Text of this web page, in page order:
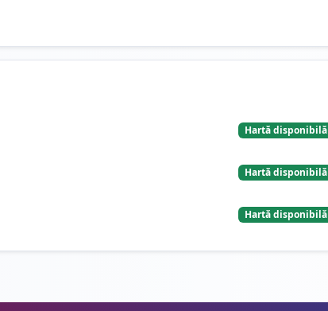
Hartă disponibilă
Hartă disponibilă
Hartă disponibilă